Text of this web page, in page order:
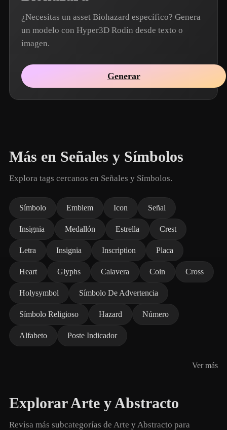
¿Necesitas un asset Biohazard específico? Genera
un modelo con Hyper3D Rodin desde texto o
imagen.
Generar
Más en Señales y Símbolos
Explora tags cercanos en Señales y Símbolos.
Símbolo Emblem Icon Señal
Insignia Medallón Estrella Crest
Letra Insignia Inscription Placa
Heart Glyphs Calavera Coin Cross
Holysymbol Símbolo De Advertencia
Símbolo Religioso Hazard Número
Alfabeto Poste Indicador
Ver más
Explorar Arte y Abstracto
Revisa más subcategorías de Arte y Abstracto para